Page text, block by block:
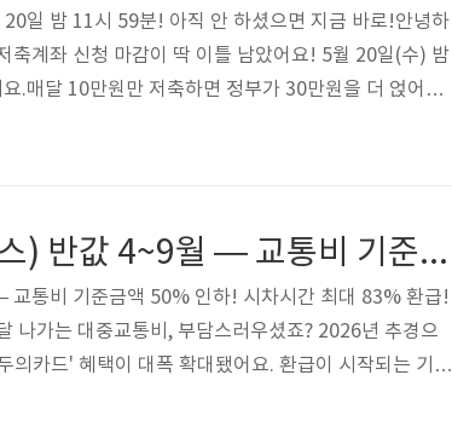
일 밤 11시 59분! 아직 안 하셨으면 지금 바로!안녕하
축계좌 신청 마감이 딱 이틀 남았어요! 5월 20일(수) 밤
.매달 10만원만 저축하면 정부가 30만원을 더 얹어서
예요. 조건 되는데 아직 신청 안 하셨다면 지금 당장
2026 모두의카드(K-패스) 반값 4~9월 — 교통비 기준금액 50% 인하! 시차시간 최대 83% 환급!
통비 기준금액 50% 인하! 시차시간 최대 83% 환급!
나가는 대중교통비, 부담스러우셨죠? 2026년 추경으
의카드' 혜택이 대폭 확대됐어요. 환급이 시작되는 기준
이용하면 최대 83.3%까지 환급받을 수 있어요! 이미 K